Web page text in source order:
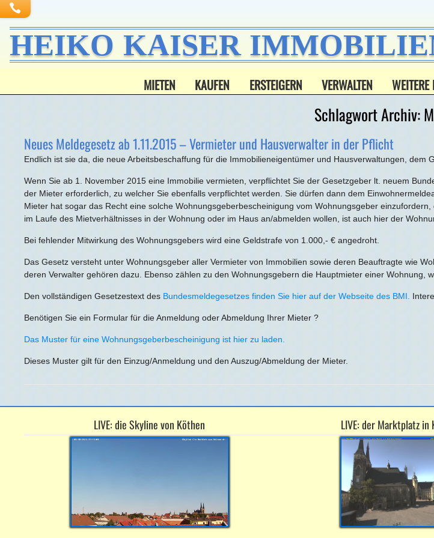
HEIKO KAISER
MIETEN KAUFEN ERSTEIGERN VERWALTEN WEITERE
Schlagwort Archiv:
Neues Meldegesetz ab 1.11.2015 – Vermieter und Hausverwalter in der Pflicht
Endlich ist sie da, die neue Arbeitsbeschaffung für die Immobilieneigentümer und Hausverwaltungen, dem
Wenn Sie ab 1. November 2015 eine Immobilie vermieten, verpflichtet Sie der Gesetzgeber lt. neuem
der Mieter erforderlich, zu welcher Sie ebenfalls verpflichtet werden. Sie dürfen dann dem
Mieter hat sogar das Recht eine solche Wohnungsgeberbescheinigung vom Wohnungsgeber
im Laufe des Mietverhältnisses in der Wohnung oder im Haus an/abmelden wollen, ist auch hier der
Bei fehlender Mitwirkung des Wohnungsgebers wird eine Geldstrafe von 1.000,- € angedroht.
Das Gesetz versteht unter Wohnungsgeber aller Vermieter von Immobilien sowie deren Beauftragte wie
deren Verwalter gehören dazu. Ebenso zählen zu den Wohnungsgebern die Hauptmieter einer Wohnung,
Den vollständigen Gesetzestext des Bundesmeldegesetzes finden Sie hier auf der Webseite des BMI.
Benötigen Sie ein Formular für die Anmeldung oder Abmeldung Ihrer Mieter ?
Das Muster für eine Wohnungsgeberbescheinigung ist hier zu laden.
Dieses Muster gilt für den Einzug/Anmeldung und den Auszug/Abmeldung der Mieter.
LIVE: die Skyline von Köthen LIVE: der Marktplatz in